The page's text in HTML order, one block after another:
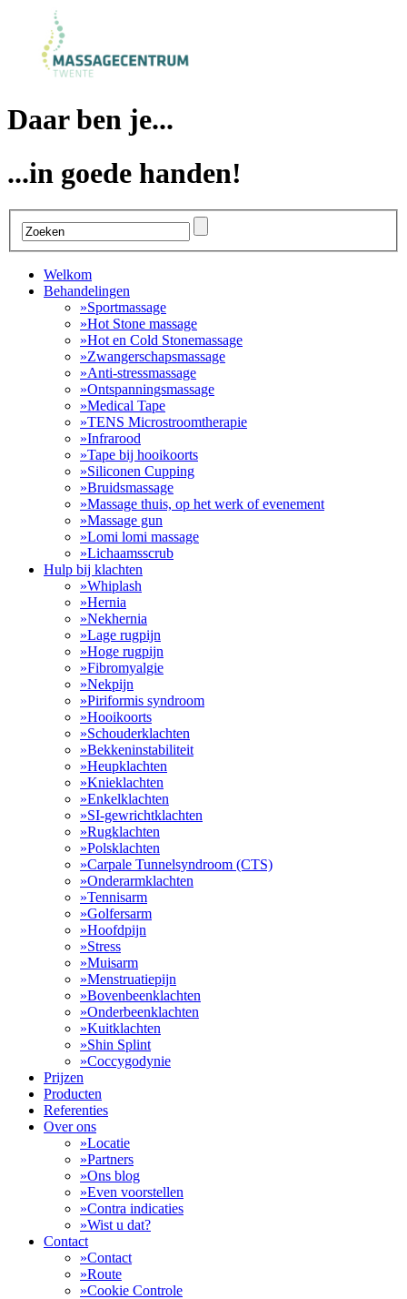
Daar ben je...
...in goede handen!
Welkom
Behandelingen
»Sportmassage
»Hot Stone massage
»Hot en Cold Stonemassage
»Zwangerschapsmassage
»Anti-stressmassage
»Ontspanningsmassage
»Medical Tape
»TENS Microstroomtherapie
»Infrarood
»Tape bij hooikoorts
»Siliconen Cupping
»Bruidsmassage
»Massage thuis, op het werk of evenement
»Massage gun
»Lomi lomi massage
»Lichaamsscrub
Hulp bij klachten
»Whiplash
»Hernia
»Nekhernia
»Lage rugpijn
»Hoge rugpijn
»Fibromyalgie
»Nekpijn
»Piriformis syndroom
»Hooikoorts
»Schouderklachten
»Bekkeninstabiliteit
»Heupklachten
»Knieklachten
»Enkelklachten
»SI-gewrichtklachten
»Rugklachten
»Polsklachten
»Carpale Tunnelsyndroom (CTS)
»Onderarmklachten
»Tennisarm
»Golfersarm
»Hoofdpijn
»Stress
»Muisarm
»Menstruatiepijn
»Bovenbeenklachten
»Onderbeenklachten
»Kuitklachten
»Shin Splint
»Coccygodynie
Prijzen
Producten
Referenties
Over ons
»Locatie
»Partners
»Ons blog
»Even voorstellen
»Contra indicaties
»Wist u dat?
Contact
»Contact
»Route
»Cookie Controle